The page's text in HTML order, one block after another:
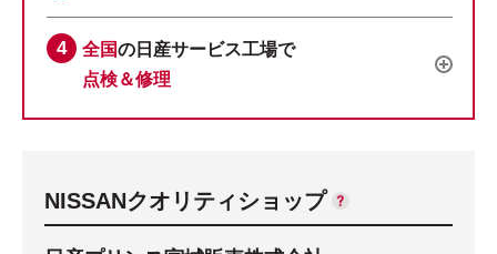
全国の日産サービス工場で
点検＆修理
NISSANクオリティショップ